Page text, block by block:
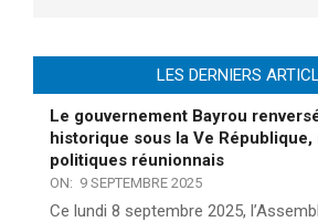
LES DERNIERS
Le gouvernement Bayrou
historique sous la Ve
politiques réunionnais
ON: 9 SEPTEMBRE 2025
Ce lundi 8 septembre 2025,